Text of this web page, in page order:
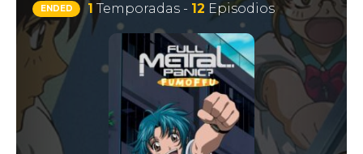
ENDED 1 Temporadas - 12 Episodios